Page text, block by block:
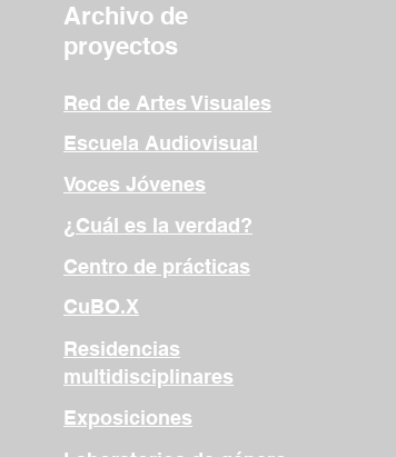
Archivo de
proyectos
Red de Artes Visuales
Escuela Audiovisual
Voces Jóvenes
¿Cuál es la verdad?
Centro de prácticas
CuBO.X
Residencias
multidisciplinares
Exposiciones